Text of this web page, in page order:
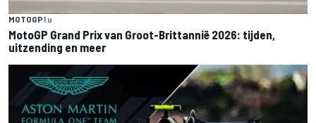
MOTOGP1 u
MotoGP Grand Prix van Groot-Brittannië 2026: tijden,
uitzending en meer